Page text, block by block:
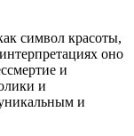
символ красоты,
оно
и
и
и